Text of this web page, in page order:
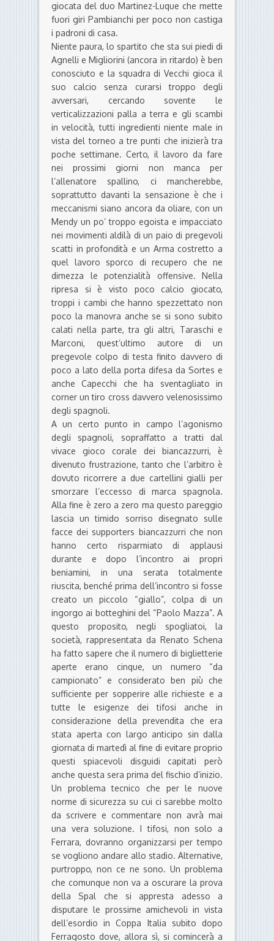
giocata del duo Martinez-Luque che mette
fuori giri Pambianchi per poco non castiga
i padroni di casa.
Niente paura, lo spartito che sta sui piedi di
Agnelli e Migliorini (ancora in ritardo) è ben
conosciuto e la squadra di Vecchi gioca il
suo calcio senza curarsi troppo degli
avversari, cercando sovente le
verticalizzazioni palla a terra e gli scambi
in velocità, tutti ingredienti niente male in
vista del torneo a tre punti che inizierà tra
poche settimane. Certo, il lavoro da fare
nei prossimi giorni non manca per
l’allenatore spallino, ci mancherebbe,
soprattutto davanti la sensazione è che i
meccanismi siano ancora da oliare, con un
Mendy un po’ troppo egoista e impacciato
nei movimenti aldilà di un paio di pregevoli
scatti in profondità e un Arma costretto a
quel lavoro sporco di recupero che ne
dimezza le potenzialità offensive. Nella
ripresa si è visto poco calcio giocato,
troppi i cambi che hanno spezzettato non
poco la manovra anche se si sono subito
calati nella parte, tra gli altri, Taraschi e
Marconi, quest’ultimo autore di un
pregevole colpo di testa finito davvero di
poco a lato della porta difesa da Sortes e
anche Capecchi che ha sventagliato in
corner un tiro cross davvero velenosissimo
degli spagnoli.
A un certo punto in campo l’agonismo
degli spagnoli, sopraffatto a tratti dal
vivace gioco corale dei biancazzurri, è
divenuto frustrazione, tanto che l’arbitro è
dovuto ricorrere a due cartellini gialli per
smorzare l’eccesso di marca spagnola.
Alla fine è zero a zero ma questo pareggio
lascia un timido sorriso disegnato sulle
facce dei supporters biancazzurri che non
hanno certo risparmiato di applausi
durante e dopo l’incontro ai propri
beniamini, in una serata totalmente
riuscita, benché prima dell’incontro si fosse
creato un piccolo “giallo”, colpa di un
ingorgo ai botteghini del “Paolo Mazza”. A
questo proposito, negli spogliatoi, la
società, rappresentata da Renato Schena
ha fatto sapere che il numero di biglietterie
aperte erano cinque, un numero “da
campionato” e considerato ben più che
sufficiente per sopperire alle richieste e a
tutte le esigenze dei tifosi anche in
considerazione della prevendita che era
stata aperta con largo anticipo sin dalla
giornata di martedì al fine di evitare proprio
questi spiacevoli disguidi capitati però
anche questa sera prima del fischio d’inizio.
Un problema tecnico che per le nuove
norme di sicurezza su cui ci sarebbe molto
da scrivere e commentare non avrà mai
una vera soluzione. I tifosi, non solo a
Ferrara, dovranno organizzarsi per tempo
se vogliono andare allo stadio. Alternative,
purtroppo, non ce ne sono. Un problema
che comunque non va a oscurare la prova
della Spal che si appresta adesso a
disputare le prossime amichevoli in vista
dell’esordio in Coppa Italia subito dopo
Ferragosto dove, allora sì, si comincerà a